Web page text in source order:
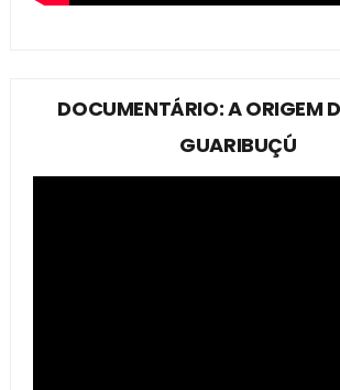
DOCUMENTÁRIO: A ORIGEM
GUARIBUÇÚ